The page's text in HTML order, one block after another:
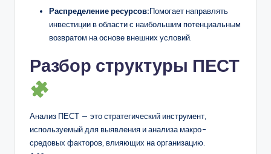
Распределение ресурсов:Помогает направлять
инвестиции в области с наибольшим потенциальным
возвратом на основе внешних условий.
Разбор структуры ПЕСТ
Анализ ПЕСТ — это стратегический инструмент,
используемый для выявления и анализа макро-
средовых факторов, влияющих на организацию.